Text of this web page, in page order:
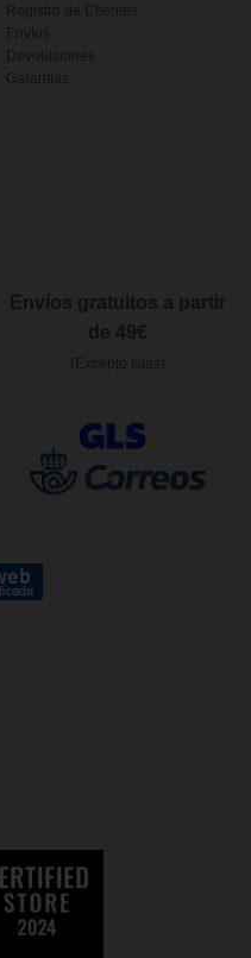
Registro de Clientes
Envíos
Devoluciones
Garantías
Envíos gratuitos a partir
de 49€
(Excepto Islas)